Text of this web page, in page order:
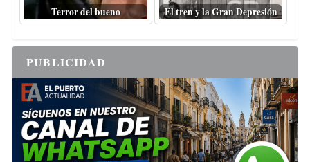
Terror del bueno El tren y la Gran Depresión
PUBLICIDAD